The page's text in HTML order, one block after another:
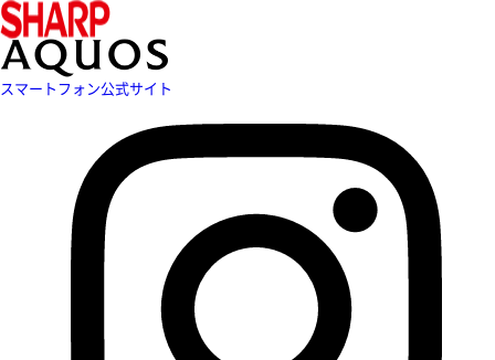
スマートフォン公式サイト